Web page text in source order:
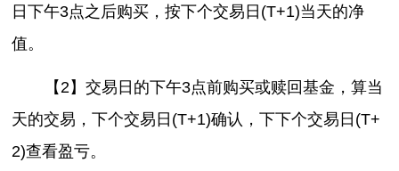
日下午3点之后购买，按下个交易日(T+1)当天的净
值。
【2】交易日的下午3点前购买或赎回基金，算当
天的交易，下个交易日(T+1)确认，下下个交易日(T+
2)查看盈亏。